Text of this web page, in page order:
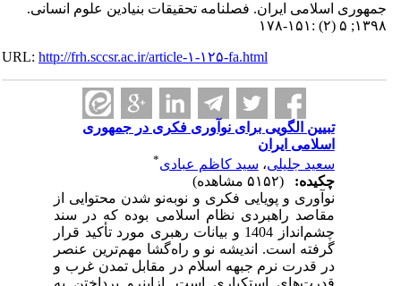
ایران. فصلنامه تحقیقات بنیادین علوم انسانی.
URL:http://frh.sccsr.ac.ir/article-۱-۱۲۵-fa.html
الگویی برای نوآوری فکری در جمهوری
ایران
،سید کاظم عبادی*
و پویایی فکری و نوبه‌نو شدن محتوایی از
راهبردی نظام اسلامی بوده که در سند
چشم‌انداز 1404 و بیانات رهبری مورد تأکید قرار
است. اندیشه‌ نو و راه‌گشا مهم‌ترین عنصر
قدرت نرم جبهه اسلام در مقابل تمدن غرب و